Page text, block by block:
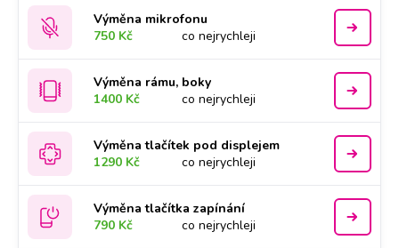
Výměna mikrofonu
750 Kč
co nejrychleji
Výměna rámu, boky
1400 Kč
co nejrychleji
Výměna tlačítek pod displejem
1290 Kč
co nejrychleji
Výměna tlačítka zapínání
790 Kč
co nejrychleji